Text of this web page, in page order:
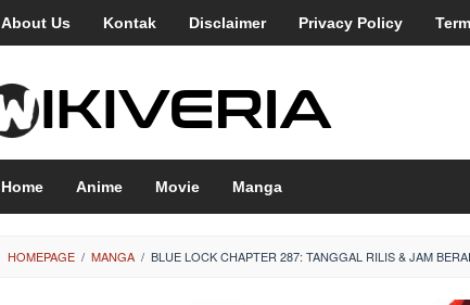
About Us Kontak Disclaimer Privacy Policy
Home Anime Movie Manga
HOMEPAGE / MANGA / BLUE LOCK CHAPTER 287: TANGGAL RILIS & JAM